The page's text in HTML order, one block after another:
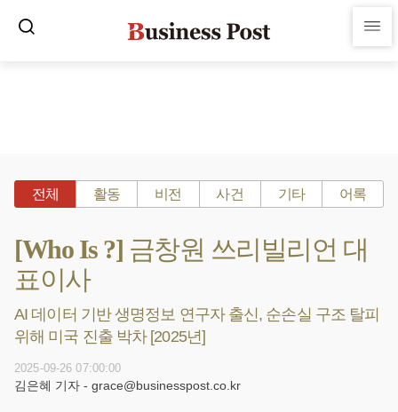
전체 활동 비전 사건 기타 어록
[Who Is ?] 금창원 쓰리빌리언 대
표이사
AI 데이터 기반 생명정보 연구자 출신, 순손실 구조 탈피
위해 미국 진출 박차 [2025년]
2025-09-26 07:00:00
김은혜 기자 - grace@businesspost.co.kr